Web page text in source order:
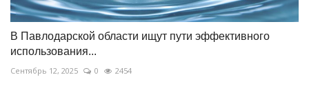
В Павлодарской области ищут пути эффективного
использования...
Сентябрь 12, 2025 0 2454